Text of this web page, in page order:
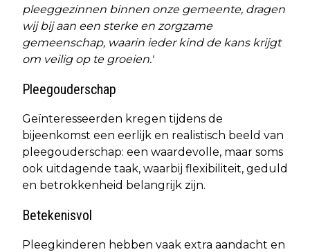
pleeggezinnen binnen onze gemeente, dragen
wij bij aan een sterke en zorgzame
gemeenschap, waarin ieder kind de kans krijgt
om veilig op te groeien.'
Pleegouderschap
Geïnteresseerden kregen tijdens de
bijeenkomst een eerlijk en realistisch beeld van
pleegouderschap: een waardevolle, maar soms
ook uitdagende taak, waarbij flexibiliteit, geduld
en betrokkenheid belangrijk zijn.
Betekenisvol
Pleegkinderen hebben vaak extra aandacht en